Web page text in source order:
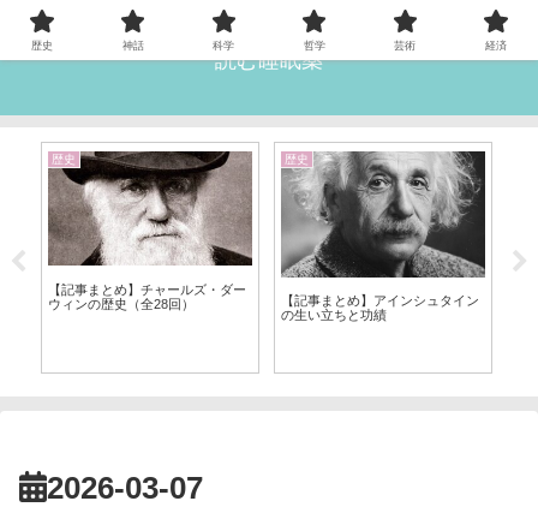
読む睡眠薬
歴史
【記事まとめ】チャールズ・ダー
ウィンの歴史（全28回）
歴史
【記事まとめ】アインシュタイン
の生い立ちと功績
2026-03-07
歴史 神話 科学 哲学 芸術 経済